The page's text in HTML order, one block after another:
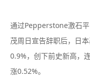
通过Pepperstone激石
茂周日宣告辞职后，日
0.9%，创下前史新高，
涨0.52%。